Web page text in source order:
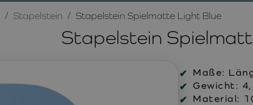
Stapelstein
Stapelstein Stapelstein Spielmatte Light Blue
Maße:
Gewicht:
Material: